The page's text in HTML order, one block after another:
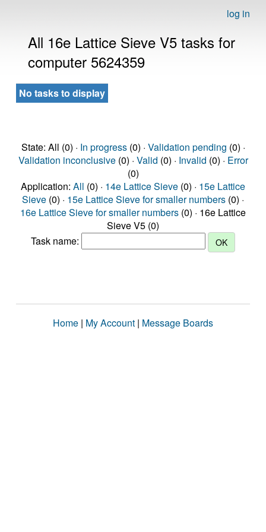
log in
All 16e Lattice Sieve V5 tasks for
computer 5624359
No tasks to display
State: All (0) · In progress(0) · Validation pending (0) ·
Validation inconclusive(0) · Valid (0) · Invalid (0) · Error
(0)
Application: All (0) · 14e Lattice Sieve (0) · 15e Lattice
Sieve (0) · 15e Lattice Sieve for smaller numbers (0) ·
16e Lattice Sieve for smaller numbers (0) · 16e Lattice
Sieve V5 (0)
Task name:
Home | My Account | Message Boards